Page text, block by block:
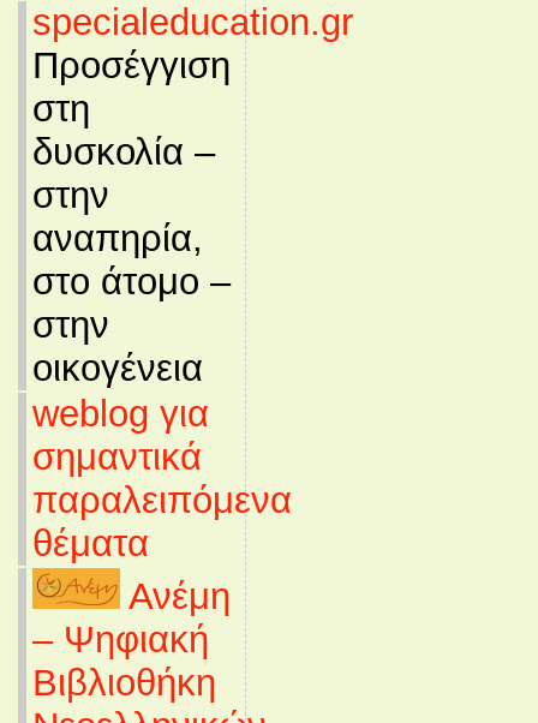
specialeducation.gr
Προσέγγιση
στη
δυσκολία –
στην
αναπηρία,
στο άτομο –
στην
οικογένεια
weblog για
σημαντικά
παραλειπόμενα
θέματα
Ανέμη
– Ψηφιακή
Βιβλιοθήκη